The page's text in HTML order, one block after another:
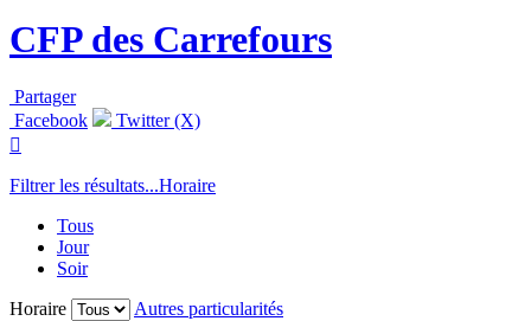
CFP des Carrefours
Partager
Facebook
Twitter (X)

Filtrer les résultats...Horaire
Tous
Jour
Soir
Horaire
Autres particularités